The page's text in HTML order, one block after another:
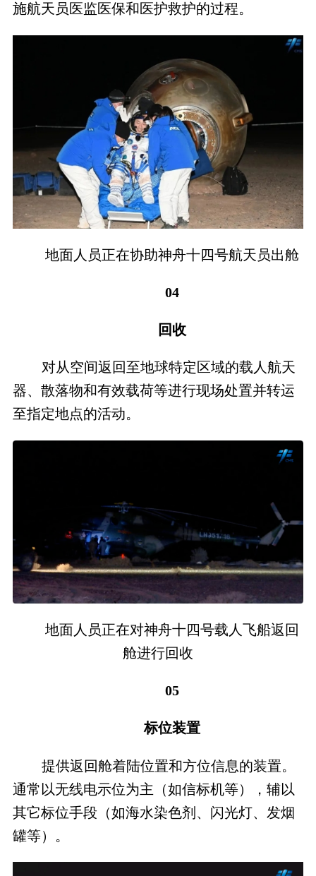
施航天员医监医保和医护救护的过程。
地面人员正在协助神舟十四号航天员出舱
04
回收
对从空间返回至地球特定区域的载人航天
器、散落物和有效载荷等进行现场处置并转运
至指定地点的活动。
地面人员正在对神舟十四号载人飞船返回
舱进行回收
05
标位装置
提供返回舱着陆位置和方位信息的装置。
通常以无线电示位为主（如信标机等），辅以
其它标位手段（如海水染色剂、闪光灯、发烟
罐等）。